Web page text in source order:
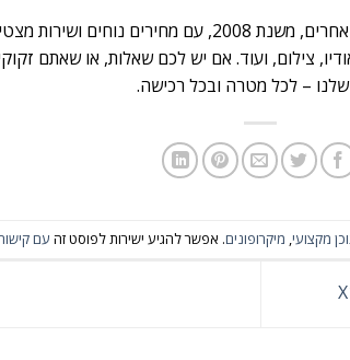
חברת וויו סנטר מספקת מגוון מוצרי אודיו והקלטה, לצד מוצרים
צילום, ועוד. אם יש לכם שאלות, או שאתם
– לכל מטרה ובכל רכישה.
מקצועי, מיקרופונים. אפשר להגיע ישירות לפוסט זה עם